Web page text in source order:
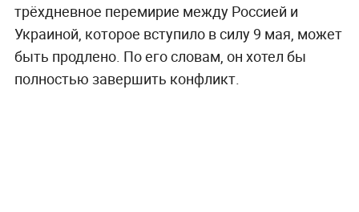
трёхдневное перемирие между Россией и
Украиной, которое вступило в силу 9 мая, может
быть продлено. По его словам, он хотел бы
полностью завершить конфликт.